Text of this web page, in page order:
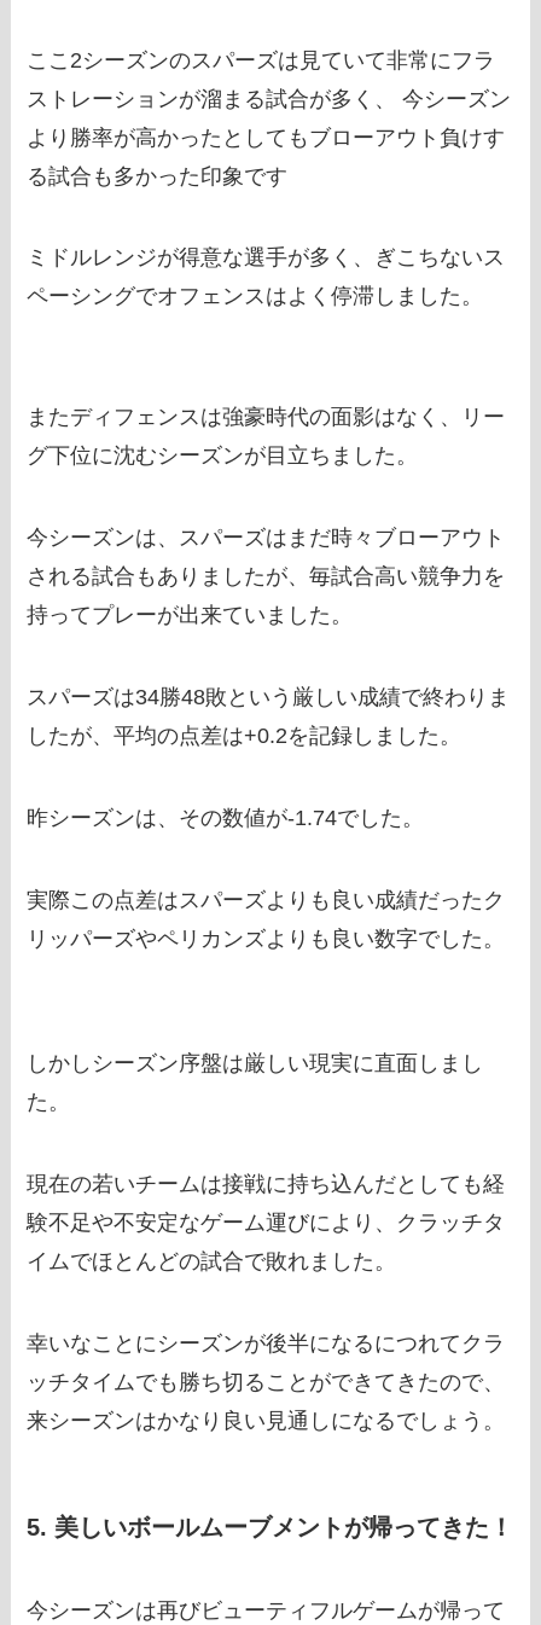
ここ2シーズンのスパーズは見ていて非常にフラ
ストレーションが溜まる試合が多く、 今シーズン
より勝率が高かったとしてもブローアウト負けす
る試合も多かった印象です
ミドルレンジが得意な選手が多く、ぎこちないス
ペーシングでオフェンスはよく停滞しました。
またディフェンスは強豪時代の面影はなく、リー
グ下位に沈むシーズンが目立ちました。
今シーズンは、スパーズはまだ時々ブローアウト
される試合もありましたが、毎試合高い競争力を
持ってプレーが出来ていました。
スパーズは34勝48敗という厳しい成績で終わりま
したが、平均の点差は+0.2を記録しました。
昨シーズンは、その数値が-1.74でした。
実際この点差はスパーズよりも良い成績だったク
リッパーズやペリカンズよりも良い数字でした。
しかしシーズン序盤は厳しい現実に直面しまし
た。
現在の若いチームは接戦に持ち込んだとしても経
験不足や不安定なゲーム運びにより、クラッチタ
イムでほとんどの試合で敗れました。
幸いなことにシーズンが後半になるにつれてクラ
ッチタイムでも勝ち切ることができてきたので、
来シーズンはかなり良い見通しになるでしょう。
5. 美しいボールムーブメントが帰ってきた！
今シーズンは再びビューティフルゲームが帰って